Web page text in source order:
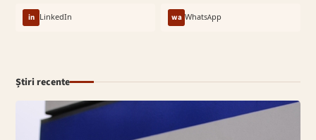
in LinkedIn wa WhatsApp
Știri recente